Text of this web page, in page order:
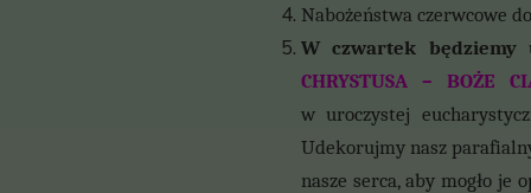
Nabożeństwa czerwcowe
W czwartek będziemy
CHRYSTUSA – BOŻE
w uroczystej
Udekorujmy nasz
nasze serca, aby mogło je